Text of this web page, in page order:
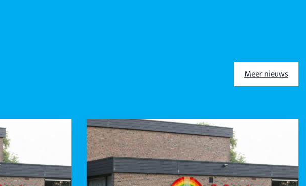
Meer nieuws